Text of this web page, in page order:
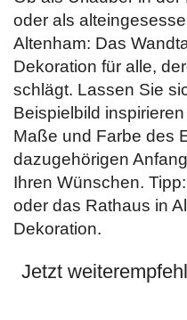
oder als
Altenham: Das
Dekoration für alle,
schlägt. Lassen Sie
Beispielbild
Maße und Farbe des
dazugehörigen
Ihren Wünschen.
oder das Rathaus in
Dekoration.
Jetzt